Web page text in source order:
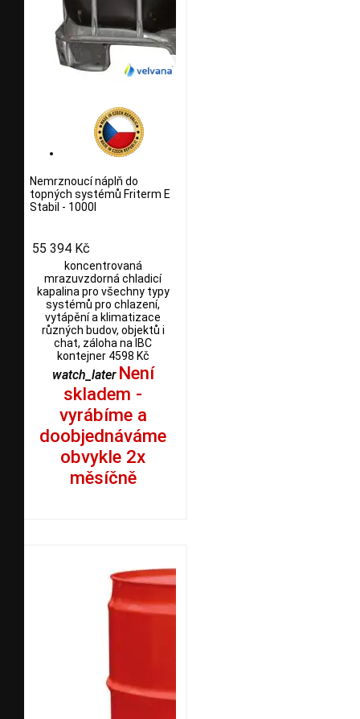
Nemrznoucí náplň do
topných systémů Friterm E
Stabil - 1000l
55 394 Kč
koncentrovaná
mrazuvzdorná chladicí
kapalina pro všechny typy
systémů pro chlazení,
vytápění a klimatizace
různých budov, objektů i
chat, záloha na IBC
kontejner 4598 Kč
watch_later Není
skladem -
vyrábíme a
doobjednáváme
obvykle 2x
měsíčně